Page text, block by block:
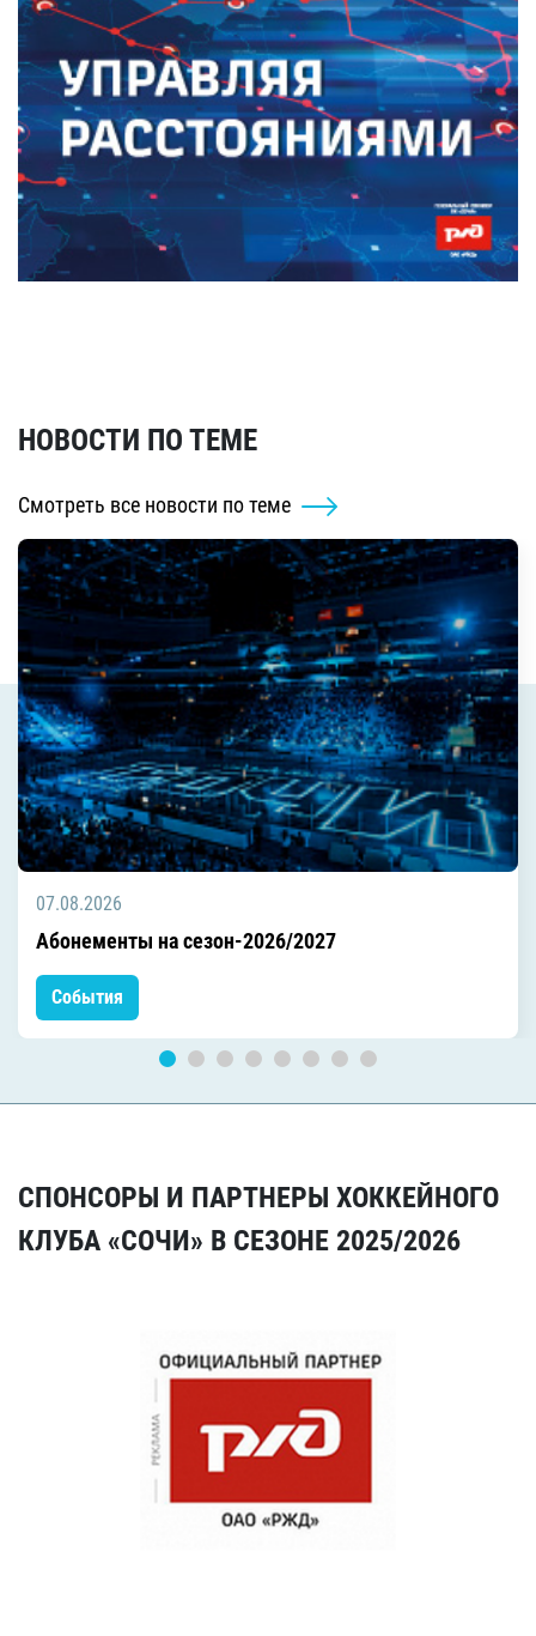
НОВОСТИ ПО ТЕМЕ
Смотреть все новости по теме
07.08.2026
Абонементы на сезон-2026/2027
События
СПОНСОРЫ И ПАРТНЕРЫ ХОККЕЙНОГО
КЛУБА «СОЧИ» В СЕЗОНЕ 2025/2026